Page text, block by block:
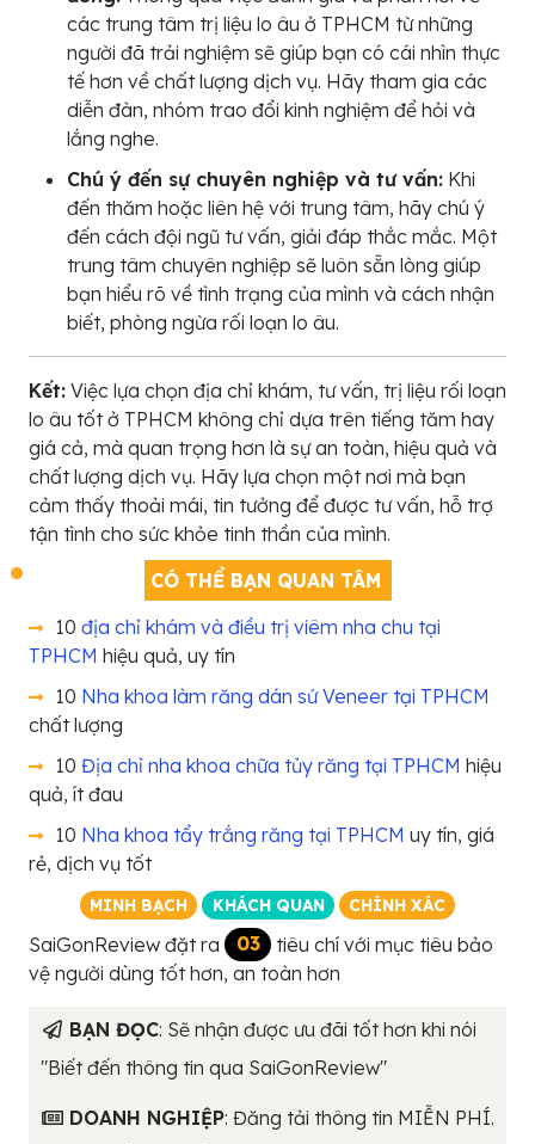
các trung tâm trị liệu lo âu ở TPHCM từ những
người đã trải nghiệm sẽ giúp bạn có cái nhìn thực
tế hơn về chất lượng dịch vụ. Hãy tham gia các
diễn đàn, nhóm trao đổi kinh nghiệm để hỏi và
lắng nghe.
Chú ý đến sự chuyên nghiệp và tư vấn: Khi
đến thăm hoặc liên hệ với trung tâm, hãy chú ý
đến cách đội ngũ tư vấn, giải đáp thắc mắc. Một
trung tâm chuyên nghiệp sẽ luôn sẵn lòng giúp
bạn hiểu rõ về tình trạng của mình và cách nhận
biết, phòng ngừa rối loạn lo âu.
Kết: Việc lựa chọn địa chỉ khám, tư vấn, trị liệu rối loạn
lo âu tốt ở TPHCM không chỉ dựa trên tiếng tăm hay
giá cả, mà quan trọng hơn là sự an toàn, hiệu quả và
chất lượng dịch vụ. Hãy lựa chọn một nơi mà bạn
cảm thấy thoải mái, tin tưởng để được tư vấn, hỗ trợ
tận tình cho sức khỏe tinh thần của mình.
CÓ THỂ BẠN QUAN TÂM
10 địa chỉ khám và điều trị viêm nha chu tại
TPHCM hiệu quả, uy tín
10 Nha khoa làm răng dán sứ Veneer tại TPHCM
chất lượng
10 Địa chỉ nha khoa chữa tủy răng tại TPHCM hiệu
quả, ít đau
10 Nha khoa tẩy trắng răng tại TPHCM uy tín, giá
rẻ, dịch vụ tốt
MINH BẠCH KHÁCH QUAN CHÍNH XÁC
SaiGonReview đặt ra 03
tiêu chí với mục tiêu bảo
vệ người dùng tốt hơn, an toàn hơn
BẠN ĐỌC: Sẽ nhận được ưu đãi tốt hơn khi nói
"Biết đến thông tin qua SaiGonReview"
DOANH NGHIỆP: Đăng tải thông tin MIỄN PHÍ.